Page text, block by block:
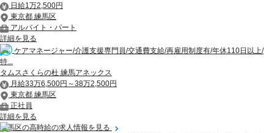
日給1万2,500円
東京都 練馬区
アルバイト・パート
詳細を見る
ケアマネージャー/介護支援専門員/交通費支給/再雇用制度有/年休110日以上/
特...
タムスさくらの杜 練馬アネックス
月給33万6,500円～38万2,500円
東京都 練馬区
正社員
詳細を見る
練馬区の高時給の求人情報を見る